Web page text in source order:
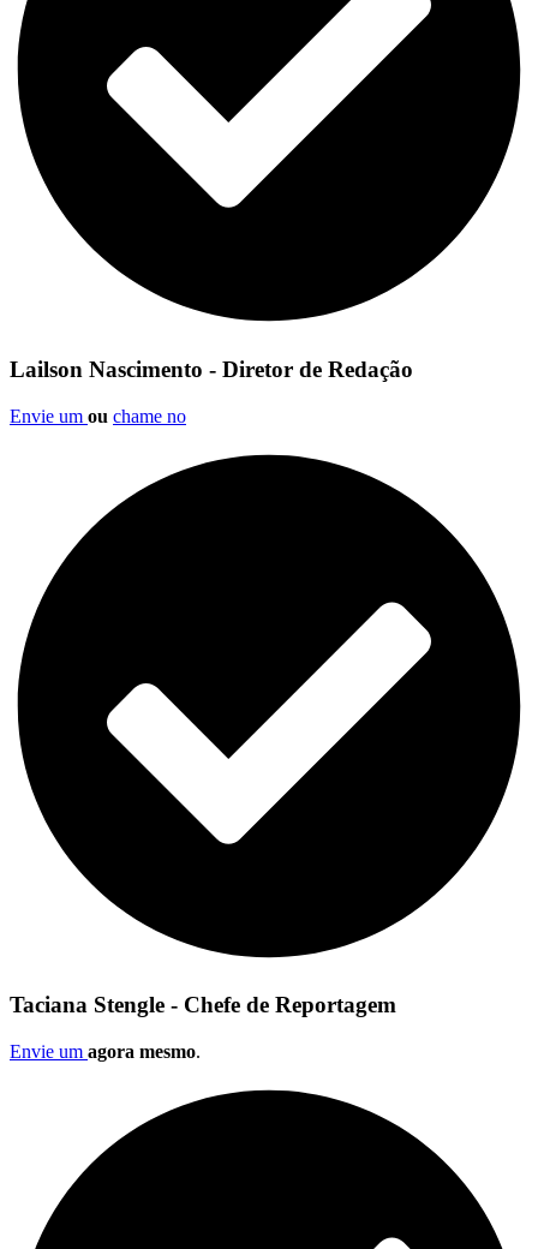
Lailson Nascimento - Diretor de Redação
Envie um ou chame no
Taciana Stengle - Chefe de Reportagem
Envie um agora mesmo.